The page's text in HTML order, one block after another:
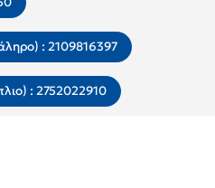
: 2109816397
: 2752022910